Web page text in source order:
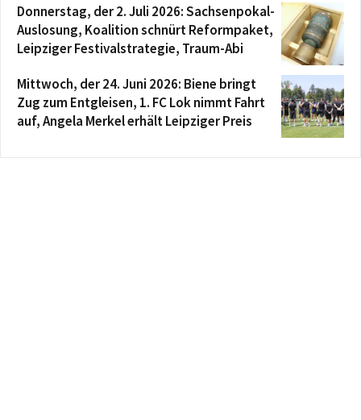
Donnerstag, der 2. Juli 2026: Sachsenpokal-
Auslosung, Koalition schnürt Reformpaket,
Leipziger Festivalstrategie, Traum-Abi
Mittwoch, der 24. Juni 2026: Biene bringt
Zug zum Entgleisen, 1. FC Lok nimmt Fahrt
auf, Angela Merkel erhält Leipziger Preis